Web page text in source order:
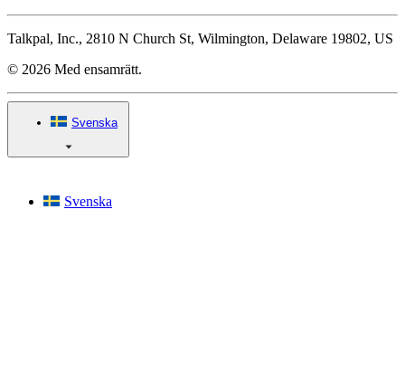
Talkpal, Inc., 2810 N Church St, Wilmington, Delaware 19802, US
© 2026 Med ensamrätt.
Svenska
Svenska